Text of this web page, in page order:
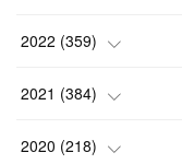
(6)
(9 )
( 5 )
(10)
(18)
(17)
(25)
(17)
(35)
2022 (359)
(42)
(37)
2021 (384)
(9)
2020 (218)